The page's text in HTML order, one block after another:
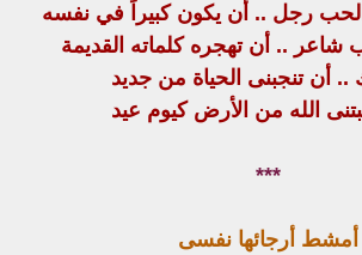
رجل .. أن يكون كبيراً في نفسه
شاعر .. أن تهجره كلماته القديمة
.. أن تنجبنى الحياة من جديد
الله من الأرض كيوم عيد
***
أمشط أرجائها نفسى